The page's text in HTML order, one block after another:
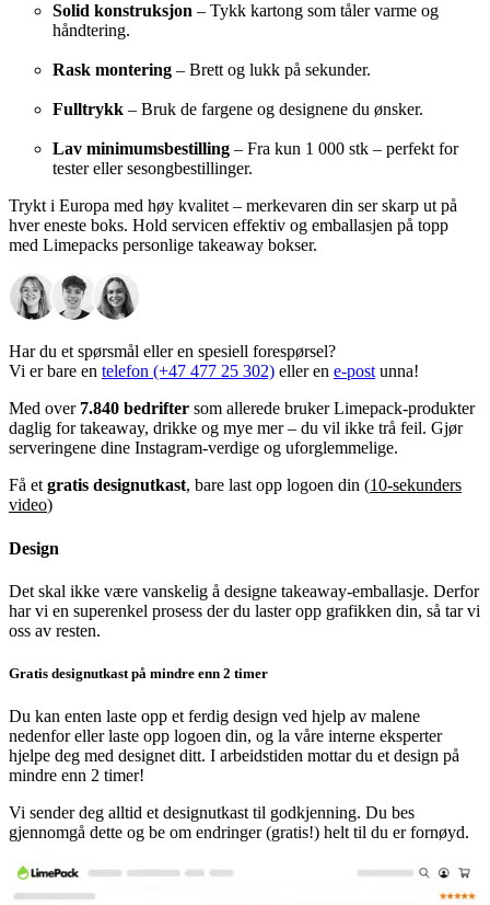
Solid konstruksjon – Tykk kartong som tåler varme og
håndtering.
Rask montering – Brett og lukk på sekunder.
Fulltrykk – Bruk de fargene og designene du ønsker.
Lav minimumsbestilling – Fra kun 1 000 stk – perfekt for
tester eller sesongbestillinger.
Trykt i Europa med høy kvalitet – merkevaren din ser skarp ut på
hver eneste boks. Hold servicen effektiv og emballasjen på topp
med Limepacks personlige takeaway bokser.
Har du et spørsmål eller en spesiell forespørsel?
Vi er bare en telefon (+47 477 25 302) eller en e-post unna!
Med over 7.840 bedrifter som allerede bruker Limepack-produkter
daglig for takeaway, drikke og mye mer – du vil ikke trå feil. Gjør
serveringene dine Instagram-verdige og uforglemmelige.
Få et gratis designutkast, bare last opp logoen din (10-sekunders
video)
Design
Det skal ikke være vanskelig å designe takeaway-emballasje. Derfor
har vi en superenkel prosess der du laster opp grafikken din, så tar vi
oss av resten.
Gratis designutkast på mindre enn 2 timer
Du kan enten laste opp et ferdig design ved hjelp av malene
nedenfor eller laste opp logoen din, og la våre interne eksperter
hjelpe deg med designet ditt. I arbeidstiden mottar du et design på
mindre enn 2 timer!
Vi sender deg alltid et designutkast til godkjenning. Du bes
gjennomgå dette og be om endringer (gratis!) helt til du er fornøyd.